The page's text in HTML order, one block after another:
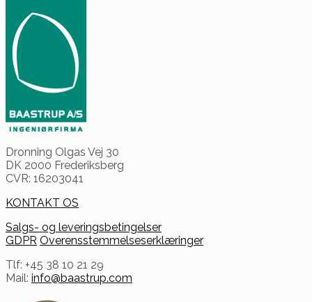
Dronning Olgas Vej 30
DK 2000 Frederiksberg
CVR: 16203041
KONTAKT OS
Salgs- og leveringsbetingelser
GDPR Overensstemmelseserklæringer
Tlf: +45 38 10 21 29
Mail: info@baastrup.com